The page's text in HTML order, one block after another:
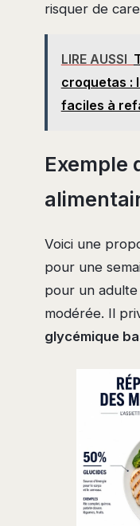
risquer de
LIRE AUSSI
croquetas :
faciles à
Exemple
Voici une
pour une
pour un
modérée. Il
glycémique